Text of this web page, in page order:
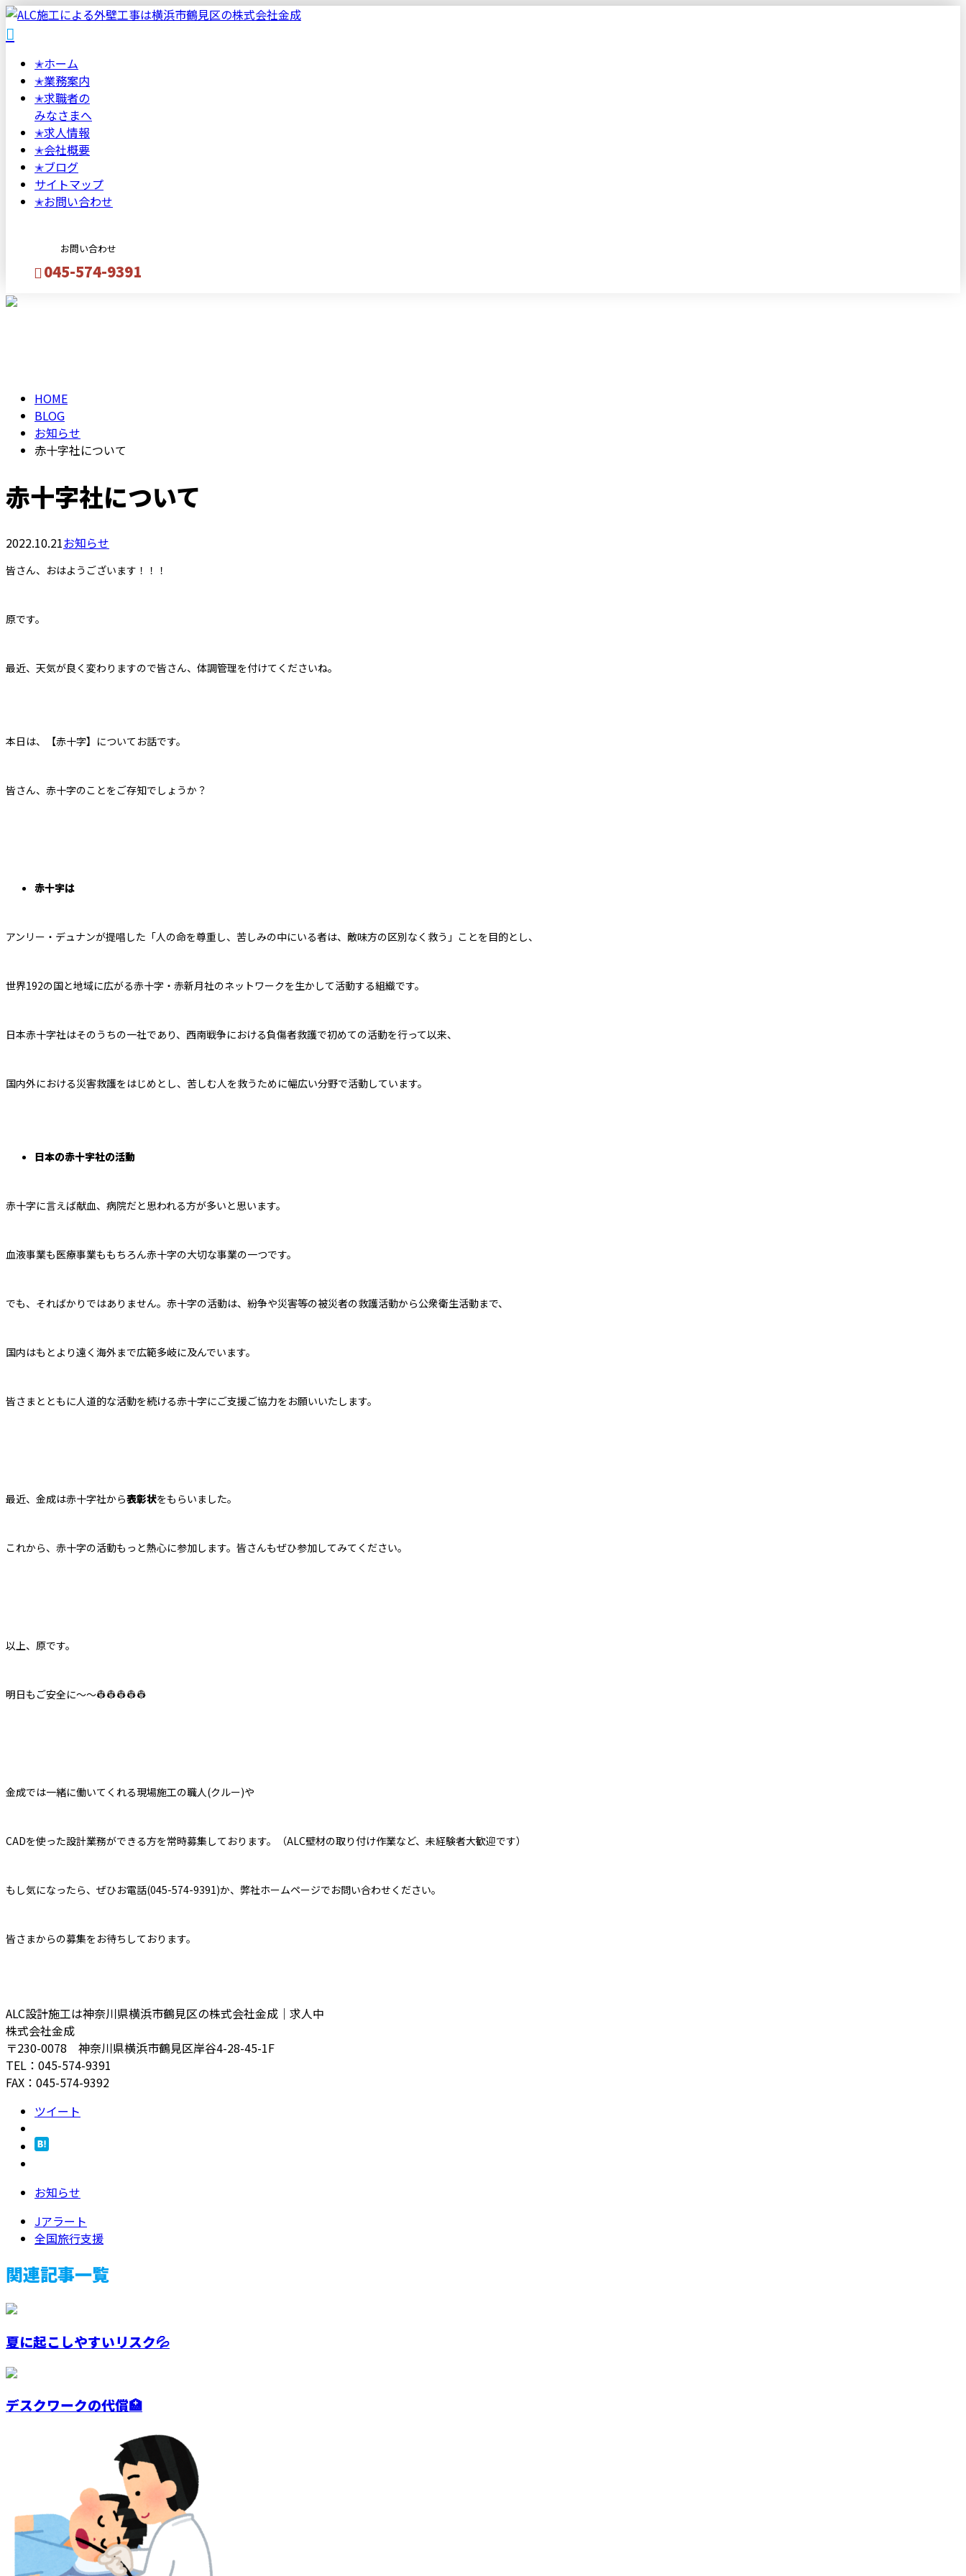
✭ホーム
✭業務案内
✭求職者の
みなさまへ
✭求人情報
✭会社概要
✭ブログ
サイトマップ
✭お問い合わせ
お問い合わせ
045-574-9391
HOME
BLOG
お知らせ
赤十字社について
赤十字社について
2022.10.21お知らせ
皆さん、おはようございます！！！
原です。
最近、天気が良く変わりますので皆さん、体調管理を付けてくださいね。
本日は、【赤十字】についてお話です。
皆さん、赤十字のことをご存知でしょうか？
赤十字は
アンリー・デュナンが提唱した「人の命を尊重し、苦しみの中にいる者は、敵味方の区別なく救う」ことを目的とし、
世界192の国と地域に広がる赤十字・赤新月社のネットワークを生かして活動する組織です。
日本赤十字社はそのうちの一社であり、 西南戦争における負傷者救護で初めての活動を行って以来、
国内外における災害救護をはじめとし、 苦しむ人を救うために幅広い分野で活動しています。
日本の赤十字社の活動
赤十字に言えば献血、病院だと思われる方が多いと思います。
血液事業も医療事業ももちろん赤十字の大切な事業の一つです。
でも、そればかりではありません。赤十字の活動は、紛争や災害等の被災者の救護活動から公衆衛生活動まで、
国内はもとより遠く海外まで広範多岐に及んでいます。
皆さまとともに人道的な活動を続ける赤十字にご支援ご協力をお願いいたします。
最近、金成は赤十字社から表彰状をもらいました。
これから、赤十字の活動もっと熱心に参加します。皆さんもぜひ参加してみてください。
以上、原です。
明日もご安全に～～👷👷👷👷👷
金成では一緒に働いてくれる現場施工の職人(クルー)や
CADを使った設計業務ができる方を常時募集しております。（ALC壁材の取り付け作業など、未経験者大歓迎です）
もし気になったら、ぜひお電話(045-574-9391)か、弊社ホームページでお問い合わせください。
皆さまからの募集をお待ちしております。
ALC設計施工は神奈川県横浜市鶴見区の株式会社金成｜求人中
株式会社金成
〒230-0078 神奈川県横浜市鶴見区岸谷4-28-45-1F
TEL：045-574-9391
FAX：045-574-9392
ツイート
お知らせ
Jアラート
全国旅行支援
関連記事一覧
夏に起こしやすいリスク💦
デスクワークの代償🏥